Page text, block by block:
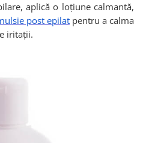
aplică o loțiune calmantă,
post epilatpentru a calma
iritații.